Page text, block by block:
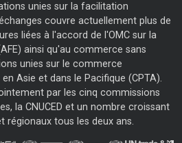
unies sur la facilitation
couvre actuellement plus de
liées à l'accord de l'OMC sur la
ainsi qu'au commerce sans
unies sur le commerce
Asie et dans le Pacifique (CPTA).
par les cinq commissions
la CNUCED et un nombre croissant
régionaux tous les deux ans.